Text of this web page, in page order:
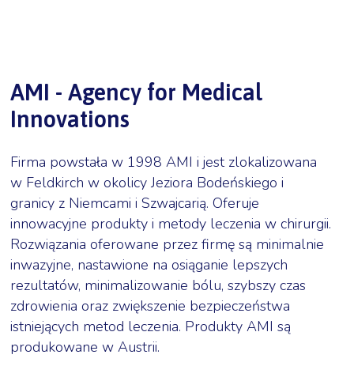
AMI - Agency for Medical
Innovations
Firma powstała w 1998AMI i jest zlokalizowana
w Feldkirch w okolicy Jeziora Bodeńskiego i
granicy z Niemcami i Szwajcarią. Oferuje
innowacyjne produkty i metody leczenia w chirurgii.
Rozwiązania oferowane przez firmę są minimalnie
inwazyjne, nastawione na osiąganie lepszych
rezultatów, minimalizowanie bólu, szybszy czas
zdrowienia oraz zwiększenie bezpieczeństwa
istniejących metod leczenia. Produkty AMI są
produkowane w Austrii.